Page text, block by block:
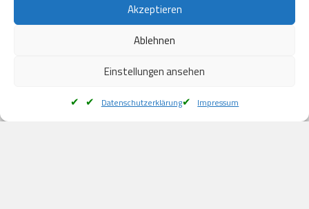
Akzeptieren
Ablehnen
Einstellungen ansehen
Datenschutzerklärung Impressum